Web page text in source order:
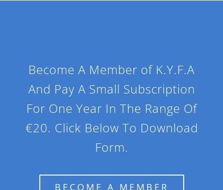
Become A Member of K.Y.F.A
And Pay A Small Subscription
For One Year In The Range Of
€20. Click Below To Download
Form.
BECOME A MEMBER